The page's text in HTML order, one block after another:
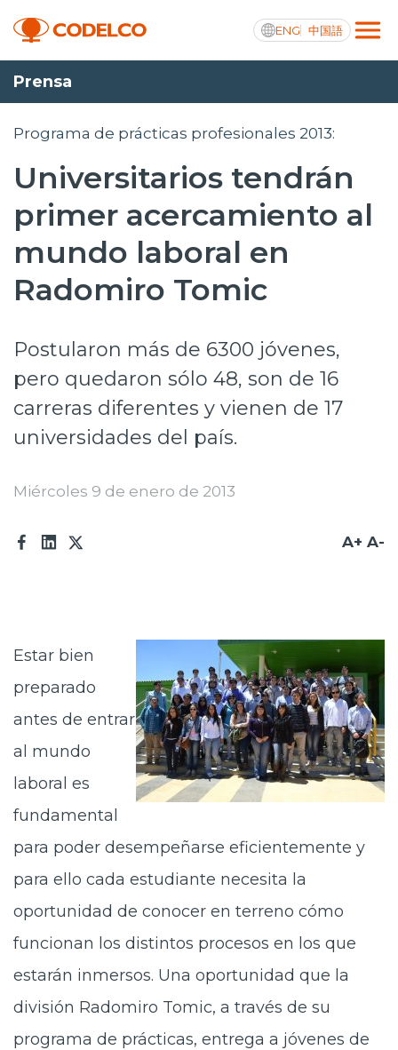
ENG 中国語
Transparencia activa
Innovación
Inversionistas
Prensa
Transparencia activa
Canales de denuncia
Prensa
Programa de prácticas profesionales 2013:
Universitarios tendrán
primer acercamiento al
mundo laboral en
Radomiro Tomic
Postularon más de 6300 jóvenes,
pero quedaron sólo 48, son de 16
carreras diferentes y vienen de 17
universidades del país.
Miércoles 9 de enero de 2013
A+ A-
Estar bien
preparado
antes de entrar
al mundo
laboral es
fundamental
para poder desempeñarse eficientemente y
para ello cada estudiante necesita la
oportunidad de conocer en terreno cómo
funcionan los distintos procesos en los que
estarán inmersos. Una oportunidad que la
división Radomiro Tomic, a través de su
programa de prácticas, entrega a jóvenes de